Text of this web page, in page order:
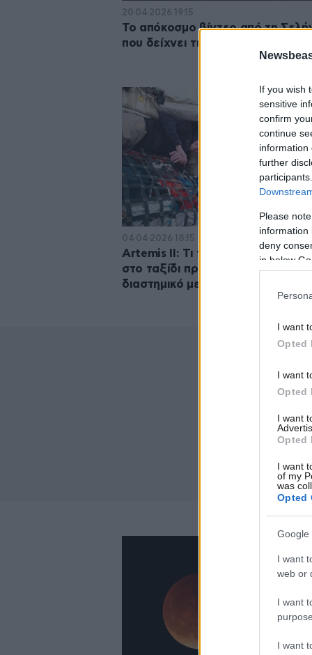
If you wish
sensitive
confirm
continue
information
further
Please
information
deny
in below
I want
Opted
I want
Opted
I want
Opted
I want
of my
was
Opted
Google
I want
web or
I want
I want
20·04·2026 19:15
Το απόκοσμο βίντεο από τη
που δείχνει τη Γη να
04·04·2026 18:15
Artemis II: Τι τρώνε οι
στο ταξίδι προς τη Σελήνη – Το
διαστημικό μενού με τις 200